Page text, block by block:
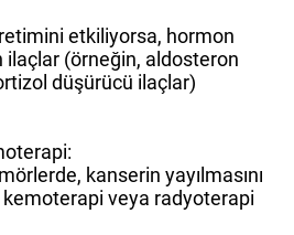
etkiliyorsa, hormon
(örneğin, aldosteron
düşürücü ilaçlar)
kanserin yayılmasını
veya radyoterapi